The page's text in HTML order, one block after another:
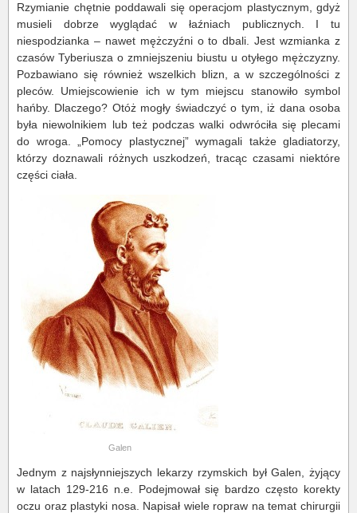
Rzymianie chętnie poddawali się operacjom plastycznym, gdyż
musieli dobrze wyglądać w łaźniach publicznych. I tu
niespodzianka – nawet mężczyźni o to dbali. Jest wzmianka z
czasów Tyberiusza o zmniejszeniu biustu u otyłego mężczyzny.
Pozbawiano się również wszelkich blizn, a w szczególności z
pleców. Umiejscowienie ich w tym miejscu stanowiło symbol
hańby. Dlaczego? Otóż mogły świadczyć o tym, iż dana osoba
była niewolnikiem lub też podczas walki odwróciła się plecami
do wroga. „Pomocy plastycznej” wymagali także gladiatorzy,
którzy doznawali różnych uszkodzeń, tracąc czasami niektóre
części ciała.
Galen
Jednym z najsłynniejszych lekarzy rzymskich był Galen, żyjący
w latach 129-216 n.e. Podejmował się bardzo często korekty
oczu oraz plastyki nosa. Napisał wiele ropraw na temat chirurgii